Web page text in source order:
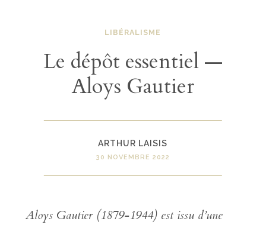
LIBÉRALISME
Le dépôt essentiel —
Aloys Gautier
ARTHUR LAISIS
30 NOVEMBRE 2022
Aloys Gautier (1879-1944) est issu d’une